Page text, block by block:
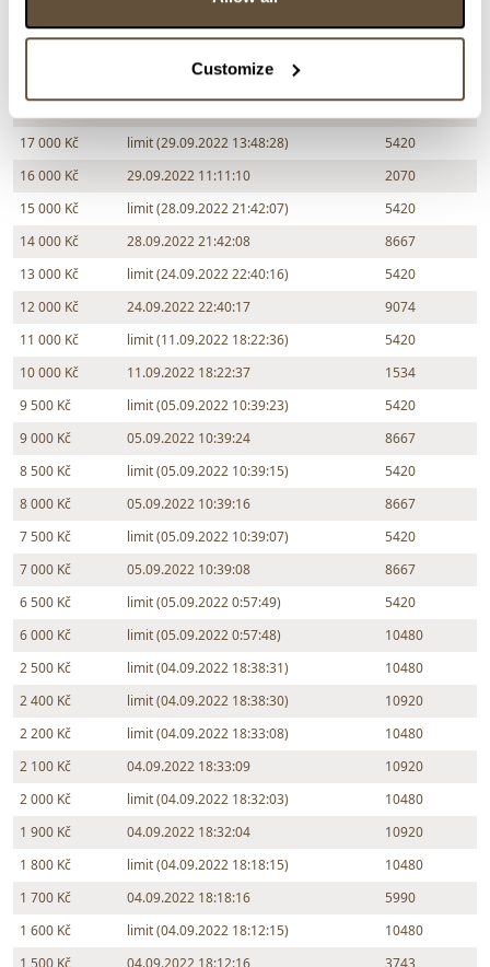
Customize
19 000 Kč
29.09.2022 16:54:11
10959
limit (29.09.2022 16:53:08)
17 000 Kč
limit (29.09.2022 13:48:28)
5420
16 000 Kč
29.09.2022 11:11:10
2070
15 000 Kč
limit (28.09.2022 21:42:07)
5420
14 000 Kč
28.09.2022 21:42:08
8667
13 000 Kč
limit (24.09.2022 22:40:16)
5420
12 000 Kč
24.09.2022 22:40:17
9074
11 000 Kč
limit (11.09.2022 18:22:36)
5420
10 000 Kč
11.09.2022 18:22:37
1534
9 500 Kč
limit (05.09.2022 10:39:23)
5420
9 000 Kč
05.09.2022 10:39:24
8667
8 500 Kč
limit (05.09.2022 10:39:15)
5420
8 000 Kč
05.09.2022 10:39:16
8667
7 500 Kč
limit (05.09.2022 10:39:07)
5420
7 000 Kč
05.09.2022 10:39:08
8667
6 500 Kč
limit (05.09.2022 0:57:49)
5420
6 000 Kč
limit (05.09.2022 0:57:48)
10480
2 500 Kč
limit (04.09.2022 18:38:31)
10480
2 400 Kč
limit (04.09.2022 18:38:30)
10920
2 200 Kč
limit (04.09.2022 18:33:08)
10480
2 100 Kč
04.09.2022 18:33:09
10920
2 000 Kč
limit (04.09.2022 18:32:03)
10480
1 900 Kč
04.09.2022 18:32:04
10920
1 800 Kč
limit (04.09.2022 18:18:15)
10480
1 700 Kč
04.09.2022 18:18:16
5990
1 600 Kč
limit (04.09.2022 18:12:15)
10480
1 500 Kč
04.09.2022 18:12:16 3743